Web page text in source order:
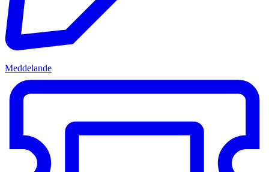
Meddelande